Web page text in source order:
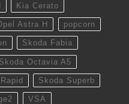
Kia Cerato
Astra H popcorn
Skoda Fabia
Skoda Octavia A5
Skoda Superb
VSA